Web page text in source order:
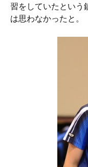
習をしていたという
は思わなかったと。